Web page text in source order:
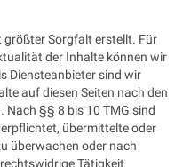
größter Sorgfalt erstellt. Für
der Inhalte können wir
Diensteanbieter sind wir
auf diesen Seiten nach den
Nach §§ 8 bis 10 TMG sind
übermittelte oder
überwachen oder nach
Tätigkeit